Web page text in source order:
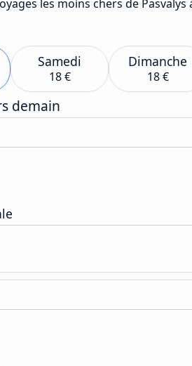
les moins chers de
Samedi
18 €
Dimanche
18 €
demain